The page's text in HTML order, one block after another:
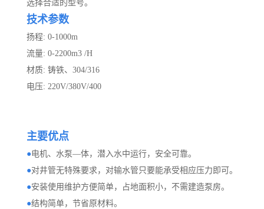
选择合适的型号。
技术参数
扬程: 0-1000m
流量: 0-2200m3 /H
材质: 铸铁、304/316
电压: 220V/380V/400
主要优点
●电机、水泵—体，潜入水中运行，安全可靠。
●对井管无特殊要求，对输水管只要能承受相应压力即可。
●安装使用维护方便简单，占地面积小，不需建造泵房。
●结构简单，节省原材料。